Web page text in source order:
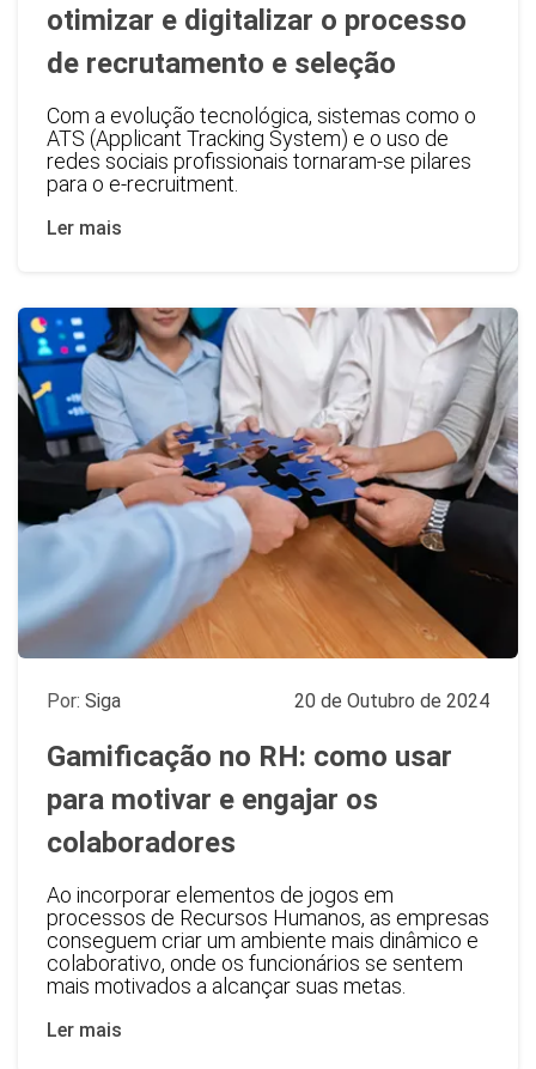
otimizar e digitalizar o processo
de recrutamento e seleção
Com a evolução tecnológica, sistemas como o
ATS (Applicant Tracking System) e o uso de
redes sociais profissionais tornaram-se pilares
para o e-recruitment.
Ler mais
Por: Siga 20 de Outubro de 2024
Gamificação no RH: como usar
para motivar e engajar os
colaboradores
Ao incorporar elementos de jogos em
processos de Recursos Humanos, as empresas
conseguem criar um ambiente mais dinâmico e
colaborativo, onde os funcionários se sentem
mais motivados a alcançar suas metas.
Ler mais